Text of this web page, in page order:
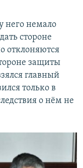
него немало
стороне
отклоняются
защиты
главный
только в
о нём не